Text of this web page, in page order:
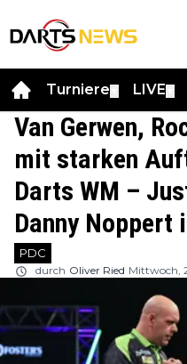
Turniere LIVE
Van Gerwen,
mit starken
Darts WM –
Danny
PDC
durch Oliver Ried Mittwoch,